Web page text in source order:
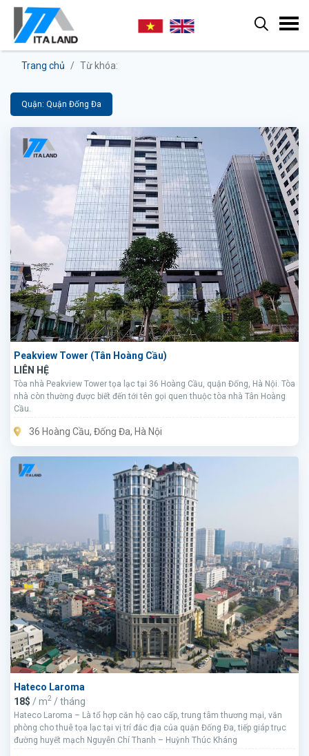
Trang chủ Từ khóa:
Quận: Quận Đống Đa
Peakview Tower (Tân Hoàng Cầu)
LIÊN HỆ
Tòa nhà Peakview Tower tọa lạc tại 36 Hoàng Cầu, quận Đống, Hà Nội. Tòa
nhà còn thường được biết đến tới tên gọi quen thuộc tòa nhà Tân Hoàng
Cầu.
36 Hoàng Cầu, Đống Đa, Hà Nội
Hateco Laroma
18$ / m2 / tháng
Hateco Laroma – Là tổ hợp căn hộ cao cấp, trung tâm thương mại, văn
phòng cho thuê tọa lạc tại vị trí đắc địa của quận Đống Đa, tiếp giáp trục
đường huyết mạch Nguyễn Chí Thanh – Huỳnh Thúc Kháng